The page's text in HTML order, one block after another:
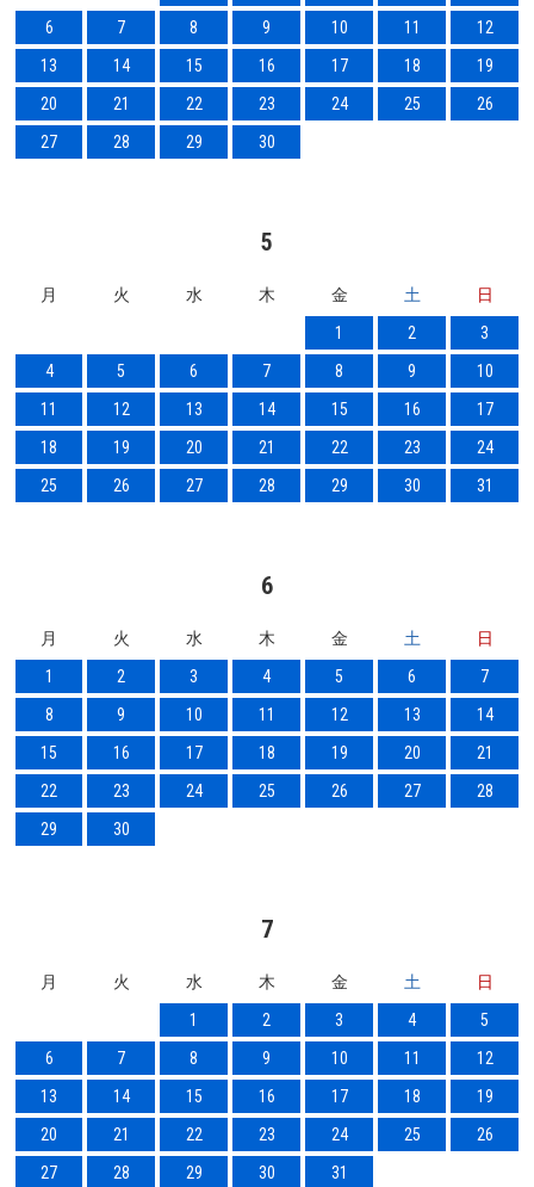
6
7 8 9 10 11
12
13
14 15 16 17 18
19
20
21 22 23 24 25
26
27
28 29 30
5
月 火 水 木 金 土
日
1
2
3
4
5 6 7 8 9
10
11
12 13 14 15 16
17
18
19 20 21 22 23
24
25
26 27 28 29 30 31
6
月 火 水 木 金 土
日
1
2 3 4 5 6
7
8
9 10 11 12 13
14
15
16 17 18 19 20
21
22
23 24 25 26 27
28
29
30
7
月 火 水 木 金 土
日
1
2 3 4
5
6
7 8 9 10 11
12
13
14 15 16 17 18
19
20
21 22 23 24 25
26
27
28 29 30 31